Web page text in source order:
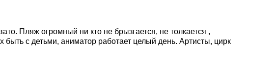
Пляж огромный ни кто не брызгается, не толкается ,
быть с детьми, аниматор работает целый день. Артисты, цирк